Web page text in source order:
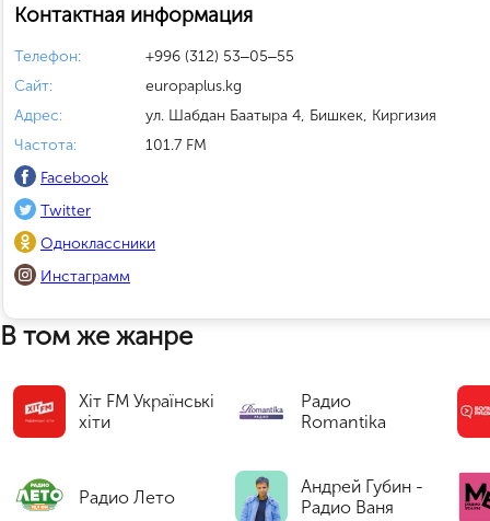
Контактная информация
Телефон:
+996 (312) 53‒05‒55
Сайт:
europaplus.kg
Адрес:
ул. Шабдан Баатыра 4, Бишкек, Киргизия
Частота:
101.7 FM
Facebook
Twitter
Одноклассники
Инстаграмм
В том же жанре
Хіт FM Українські
хіти
Радио
Romantika
Радио Лето
Андрей Губин -
Радио Ваня